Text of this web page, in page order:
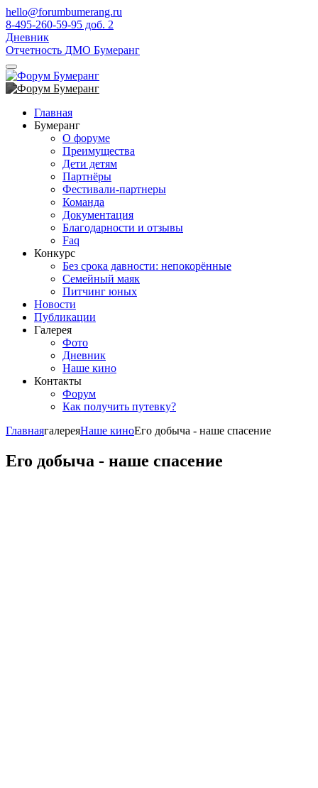
hello@forumbumerang.ru
8-495-260-59-95 доб. 2
Дневник
Отчетность ДМО Бумеранг
Главная
Бумеранг
О форуме
Преимущества
Дети детям
Партнёры
Фестивали-партнеры
Команда
Документация
Благодарности и отзывы
Faq
Конкурс
Без срока давности: непокорённые
Семейный маяк
Питчинг юных
Новости
Публикации
Галерея
Фото
Дневник
Наше кино
Контакты
Форум
Как получить путевку?
ГлавнаягалереяНаше киноЕго добыча - наше спасение
Его добыча - наше спасение